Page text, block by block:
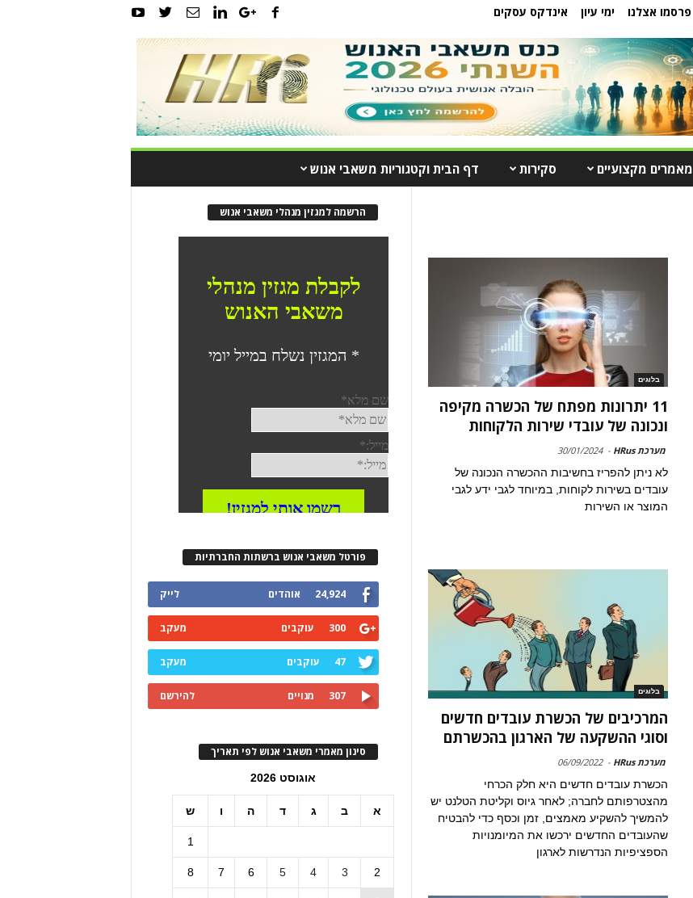
פרסמו אצלנו ימי עיון אינדקס עסקים
מאמרים מקצועיים סקירות דף הבית וקטגוריות משאבי אנוש
בלוגים
11 יתרונות מפתח של הכשרה מקיפה
ונכונה של עובדי שירות הלקוחות
מערכת HRus -
30/01/2024
לא ניתן להפריז בחשיבות ההכשרה הנכונה של
עובדים בשירות לקוחות, במיוחד לגבי ידע לגבי
המוצר או השירות
בלוגים
המרכיבים של הכשרת עובדים חדשים
וסוגי ההשקעה של הארגון בהכשרתם
מערכת HRus -
06/09/2022
הכשרת עובדים חדשים היא חלק הכרחי
מהצטרפותם לחברה; לאחר גיוס וקליטת הטלנט יש
להמשיך להשקיע מאמצים, זמן וכסף כדי להבטיח
שהעובדים החדשים ירכשו את המיומנויות
הספציפיות הנדרשות לארגון
הרשמה למגזין מנהלי משאבי אנוש
פורטל משאבי אנוש ברשתות החברתיות
24,924 אוהדים לייק
300 עוקבים מעקב
47 עוקבים מעקב
307 מנויים להירשם
סינון מאמרי משאבי אנוש לפי תאריך
אוגוסט 2026
א ב ג ד ה ו ש
1
2
3
4
5
6
7
8